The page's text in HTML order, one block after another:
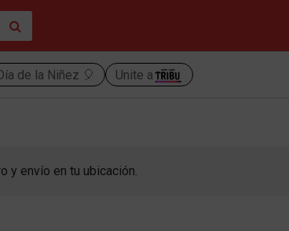
de la Niñez 🎈 Unite a
y envío en tu ubicación.